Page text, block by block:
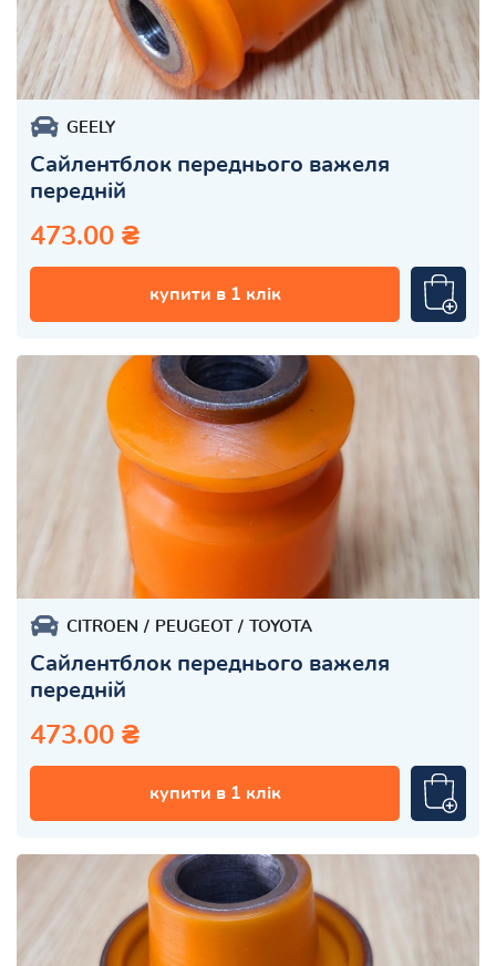
GEELY
Сайлентблок переднього важеля
передній
473.00 ₴
купити в 1 клік
CITROEN PEUGEOT TOYOTA
Сайлентблок переднього важеля
передній
473.00 ₴
купити в 1 клік